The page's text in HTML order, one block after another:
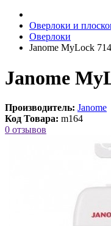
Оверлоки и
Оверлоки
Janome MyLock
Janome
Производитель: Janome
Код Товара: m164
0 отзывов